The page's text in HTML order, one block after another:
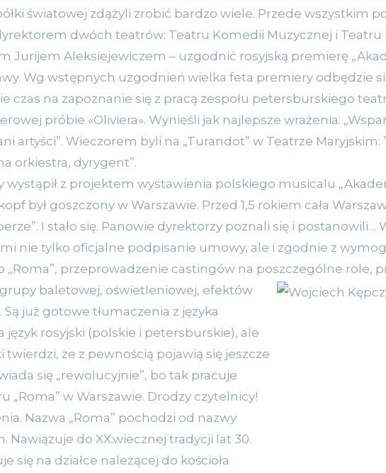
światowej zdążyli zrobić bardzo wiele. Przede wszystkim
dwóch teatrów: Teatru Komedii Muzycznej i Teatru
Jurijem Aleksiejewiczem – uzgodnić rosyjską premierę
Wg wstępnych uzgodnień wielka feta premiery odbędzie
czas na zapoznanie się z pracą zespołu petersburskiego
próbie «Oliviera». Wynieśli jak najlepsze wrażenia:
artyści”. Wieczorem byli na „Turandot” w Teatrze Maryjskim:
orkiestra, dyrygent”.
wystąpił z projektem wystawienia polskiego musicalu
był goszczony w Warszawie. Przed 1,5 rokiem cała
I stało się. Panowie dyrektorzy poznali się i postanowili…
nie tylko oficjalne podpisanie umowy, ale i zgodnie z
„Roma”, przeprowadzenie castingów na poszczególne role,
baletowej, oświetleniowej, efektów
już gotowe tłumaczenia z języka
język rosyjski (polskie i petersburskie), ale
twierdzi, że z pewnością pojawią się jeszcze
się „rewolucyjnie”, bo tak pracuje
„Roma” w Warszawie. Drodzy czytelnicy!
Nazwa „Roma” pochodzi od nazwy
Nawiązuje do XX.wiecznej tradycji lat 30.
się na działce należącej do kościoła